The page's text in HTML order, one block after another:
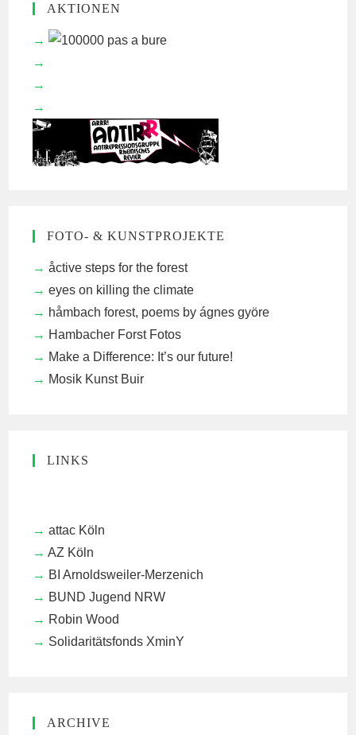
AKTIONEN
FOTO- & KUNSTPROJEKTE
åctive steps for the forest
eyes on killing the climate
håmbach forest, poems by ágnes györe
Hambacher Forst Fotos
Make a Difference: It’s our future!
Mosik Kunst Buir
LINKS
attac Köln
AZ Köln
BI Arnoldsweiler-Merzenich
BUND Jugend NRW
Robin Wood
Solidaritätsfonds XminY
ARCHIVE